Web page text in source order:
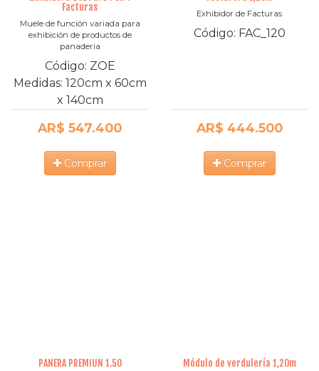
Facturas
Muele de función variada para
exhibición de productos de
panaderia
Código: ZOE
Medidas: 120cm x 60cm
x 140cm
AR$ 547.400
Comprar
Exhibidor de Facturas
Código: FAC_120
AR$ 444.500
Comprar
PANERA PREMIUN 1.50 Módulo de verdulería 1,20m